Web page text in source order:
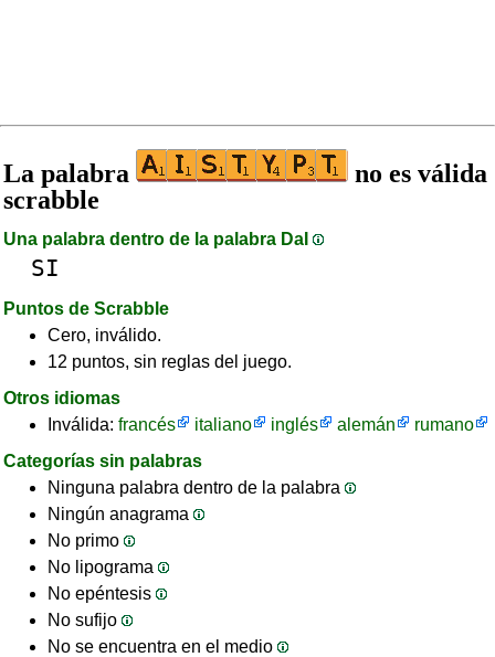
La palabra
no es válida
scrabble
Una palabra dentro de la palabra DaI
SI
Puntos de Scrabble
Cero, inválido.
12 puntos, sin reglas del juego.
Otros idiomas
Inválida: francés italiano inglés alemán
rumano
Categorías sin palabras
Ninguna palabra dentro de la palabra
Ningún anagrama
No primo
No lipograma
No epéntesis
No sufijo
No se encuentra en el medio